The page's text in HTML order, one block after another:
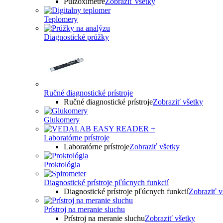
Teplomery
Diagnostické prúžky
Ručné diagnostické prístroje
Ručné diagnostické prístrojeZobraziť všetky
Glukomery
Laboratórne prístroje
Laboratórne prístrojeZobraziť všetky
Proktológia
Diagnostické prístroje pľúcnych funkcií
Diagnostické prístroje pľúcnych funkciíZobraziť
Prístroj na meranie sluchu
Prístroj na meranie sluchuZobraziť všetky